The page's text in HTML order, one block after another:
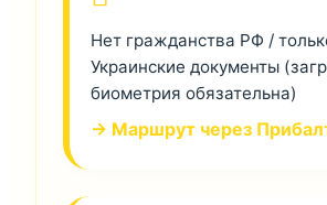
Нет гражданства РФ /
Украинские документы
биометрия обязательна)
→ Маршрут через